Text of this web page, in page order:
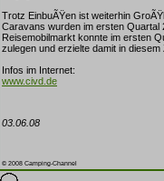
Trotz EinbuÃŸen ist weiterhin
Caravans wurden im ersten Quartal
Reisemobilmarkt konnte im ersten
zulegen und erzielte damit in
Infos im Internet:
www.civd.de
03.06.08
© 2008 Camping-Channel